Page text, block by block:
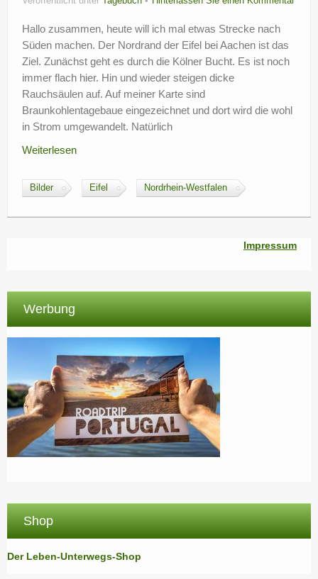
Hallo zusammen, heute will ich mal etwas Strecke nach
Süden machen. Der Nordrand der Eifel bei Aachen ist das
Ziel. Zunächst geht es durch die Kölner Bucht. Es ist noch
immer flach hier. Hin und wieder steigen dicke
Rauchsäulen auf. Auf meiner Karte sind
Braunkohlentagebaue eingezeichnet und dort wird die wohl
in Strom umgewandelt. Natürlich
Weiterlesen
Bilder Eifel Nordrhein-Westfalen
Impressum
Werbung
Shop
Der Leben-Unterwegs-Shop